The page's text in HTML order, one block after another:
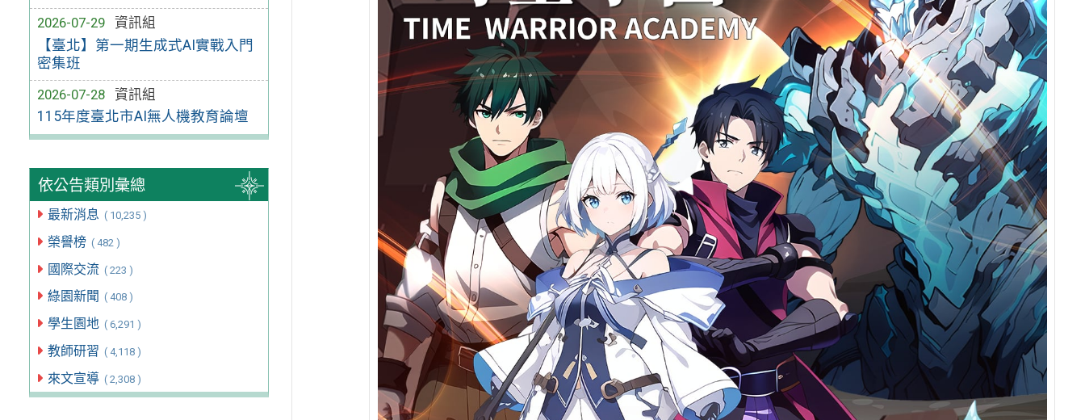
2026-07-29
資訊組
【臺北】第一期生成式AI實戰入門
密集班
2026-07-28
資訊組
115年度臺北市AI無人機教育論壇
依公告類別彙總
最新消息 ( 10,235 )
榮譽榜 ( 482 )
國際交流 ( 223 )
綠園新聞 ( 408 )
學生園地 ( 6,291 )
教師研習 ( 4,118 )
來文宣導 ( 2,308 )